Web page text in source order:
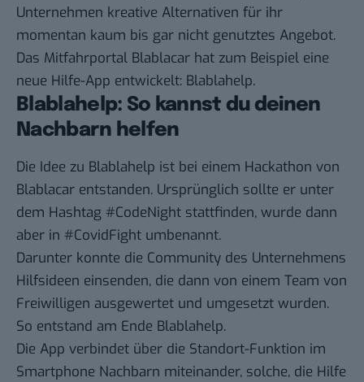
Unternehmen kreative Alternativen für ihr
momentan kaum bis gar nicht genutztes Angebot.
Das Mitfahrportal Blablacar hat zum Beispiel eine
neue Hilfe-App entwickelt: Blablahelp.
Blablahelp: So kannst du deinen
Nachbarn helfen
Die Idee zu Blablahelp ist bei einem Hackathon von
Blablacar entstanden. Ursprünglich sollte er unter
dem Hashtag #CodeNight stattfinden, wurde dann
aber in #CovidFight umbenannt.
Darunter konnte die Community des Unternehmens
Hilfsideen einsenden, die dann von einem Team von
Freiwilligen ausgewertet und umgesetzt wurden.
So entstand am Ende Blablahelp.
Die App verbindet über die Standort-Funktion im
Smartphone Nachbarn miteinander, solche, die Hilfe